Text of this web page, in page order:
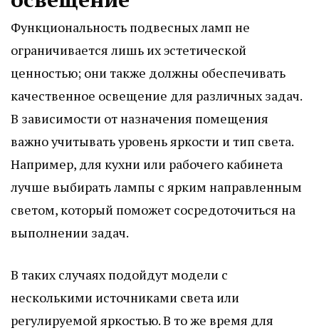
Функциональность подвесных ламп не
ограничивается лишь их эстетической
ценностью; они также должны обеспечивать
качественное освещение для различных задач.
В зависимости от назначения помещения
важно учитывать уровень яркости и тип света.
Например, для кухни или рабочего кабинета
лучше выбирать лампы с ярким направленным
светом, который поможет сосредоточиться на
выполнении задач.
В таких случаях подойдут модели с
несколькими источниками света или
регулируемой яркостью. В то же время для